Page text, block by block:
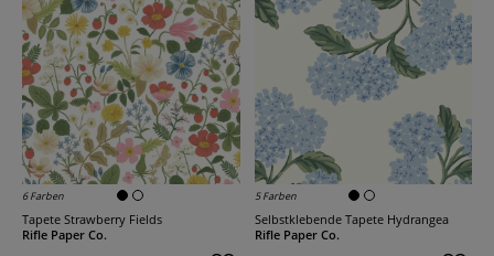
6 Farben
Tapete Strawberry Fields
Rifle Paper Co.
5 Farben
Selbstklebende Tapete Hydrangea
Rifle Paper Co.